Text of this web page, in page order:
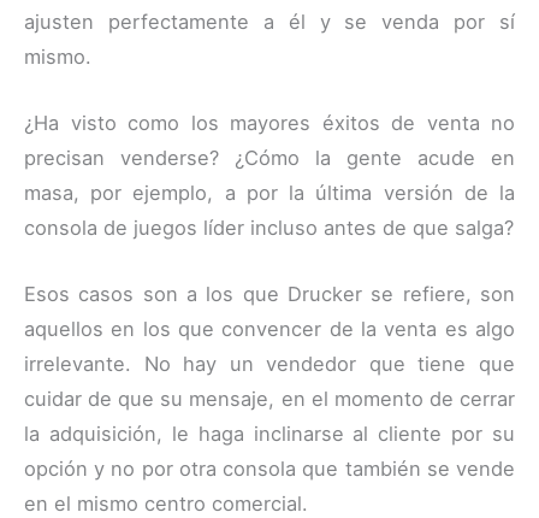
ajusten perfectamente a él y se venda por sí
mismo.
¿Ha visto como los mayores éxitos de venta no
precisan venderse? ¿Cómo la gente acude en
masa, por ejemplo, a por la última versión de la
consola de juegos líder incluso antes de que salga?
Esos casos son a los que Drucker se refiere, son
aquellos en los que convencer de la venta es algo
irrelevante. No hay un vendedor que tiene que
cuidar de que su mensaje, en el momento de cerrar
la adquisición, le haga inclinarse al cliente por su
opción y no por otra consola que también se vende
en el mismo centro comercial.